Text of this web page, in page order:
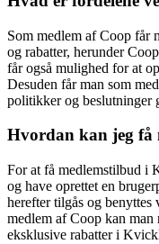
Som medlem af Coop får
og rabatter, herunder
får også mulighed for at
Desuden får man som
politikker og beslutninger
Hvordan kan jeg få
For at få medlemstilbud i
og have oprettet en
herefter tilgås og
medlem af Coop kan
eksklusive rabatter i